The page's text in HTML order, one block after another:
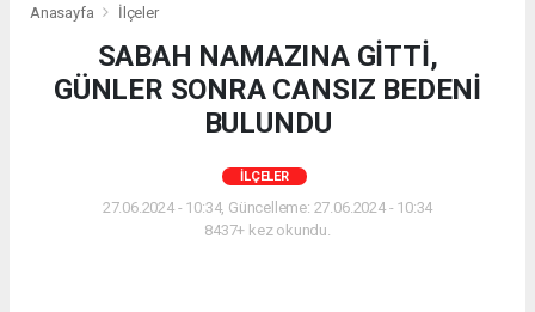
Anasayfa İlçeler
SABAH NAMAZINA GİTTİ,
GÜNLER SONRA CANSIZ BEDENİ
BULUNDU
İLÇELER
27.06.2024 - 10:34, Güncelleme: 27.06.2024 - 10:34
8437+ kez okundu.